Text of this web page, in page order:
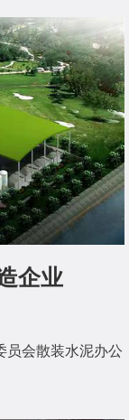
企业
员会散装水泥办公